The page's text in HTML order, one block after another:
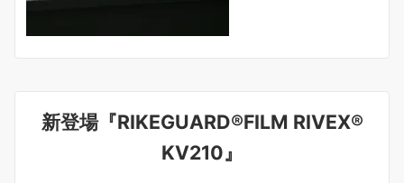
新登場『RIKEGUARD®FILM RIVEX®
KV210』